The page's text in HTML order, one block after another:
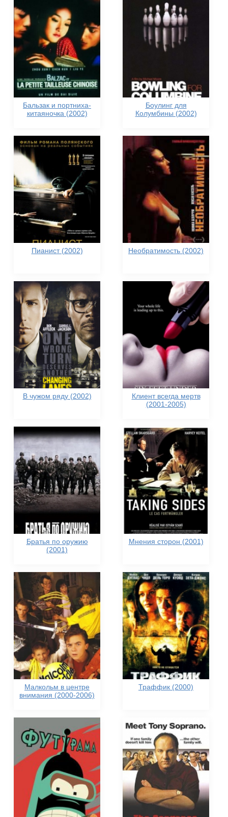
Бальзак и портниха-
китаяночка (2002)
Боулинг для
Колумбины (2002)
Пианист (2002) Необратимость (2002)
В чужом ряду (2002)
Клиент всегда мертв
(2001-2005)
Братья по оружию
(2001)
Мнения сторон (2001)
Малкольм в центре
внимания (2000-2006)
Траффик (2000)